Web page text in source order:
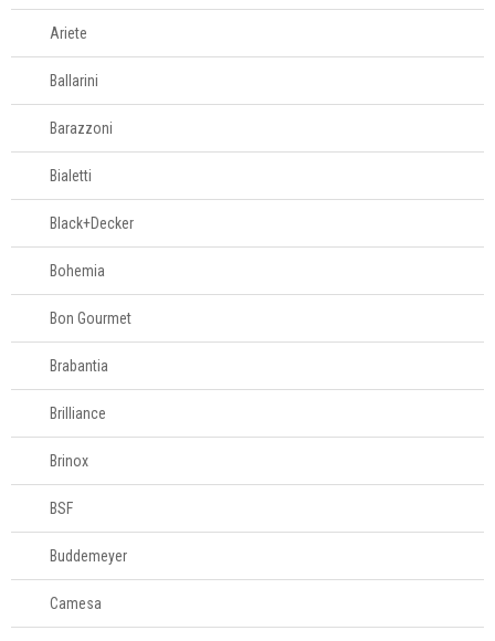
Ariete
Ballarini
Barazzoni
Bialetti
Black+Decker
Bohemia
Bon Gourmet
Brabantia
Brilliance
Brinox
BSF
Buddemeyer
Camesa